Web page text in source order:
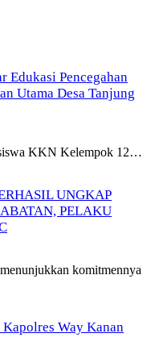
Edukasi Pencegahan
Utama Desa Tanjung
KKN Kelempok 12…
UNGKAP
PELAKU
komitmennya
Kapolres Way Kanan